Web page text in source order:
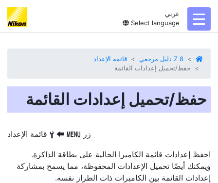
عربي
Select language
Z 8 دليل مرجعي
قائمة الإعداد
حفظ/تحميل إعدادات القائمة
حفظ/تحميل إعدادات القائمة
زر G
S
B قائمة الإعداد
احفظ إعدادات قائمة الكاميرا الحالية على بطاقة الذاكرة.
ويمكنك أيضًا تحميل الإعدادات المحفوظة، مما يسمح بمشاركة
إعدادات القائمة بين الكاميرات ذات الطراز نفسه.